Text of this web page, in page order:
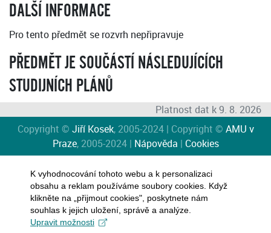
DALŠÍ INFORMACE
Pro tento předmět se rozvrh nepřipravuje
PŘEDMĚT JE SOUČÁSTÍ NÁSLEDUJÍCÍCH
STUDIJNÍCH PLÁNŮ
Platnost dat k 9. 8. 2026
Copyright © Jiří Kosek, 2005-2024 | Copyright © AMU v
Praze, 2005-2024 | Nápověda | Cookies
K vyhodnocování tohoto webu a k personalizaci
obsahu a reklam používáme soubory cookies. Když
klikněte na „přijmout cookies", poskytnete nám
souhlas k jejich uložení, správě a analýze.
Upravit možnosti